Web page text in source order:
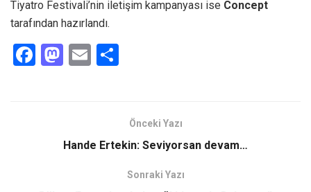
Tiyatro Festivali’nin iletişim kampanyası ise Concept
tarafından hazırlandı.
F
M
d
E
Önceki Yazı
Hande Ertekin: Seviyorsan devam…
Sonraki Yazı